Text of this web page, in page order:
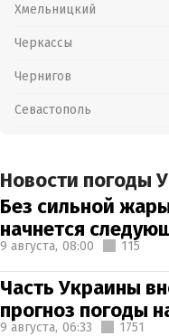
Хмельницкий
Черкассы
Чернигов
Севастополь
Новости погоды
Без сильной
начнется
9 августа, 08:00 115
Часть Украины
прогноз погоды
9 августа, 06:33 1751